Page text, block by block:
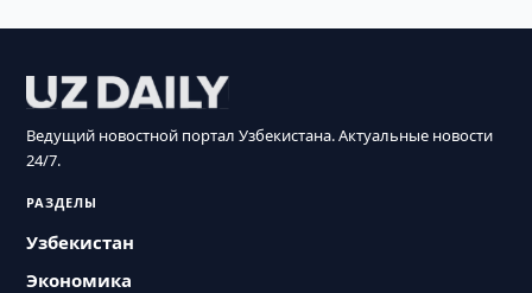
Ведущий новостной портал Узбекистана. Актуальные новости
24/7.
РАЗДЕЛЫ
Узбекистан
Экономика